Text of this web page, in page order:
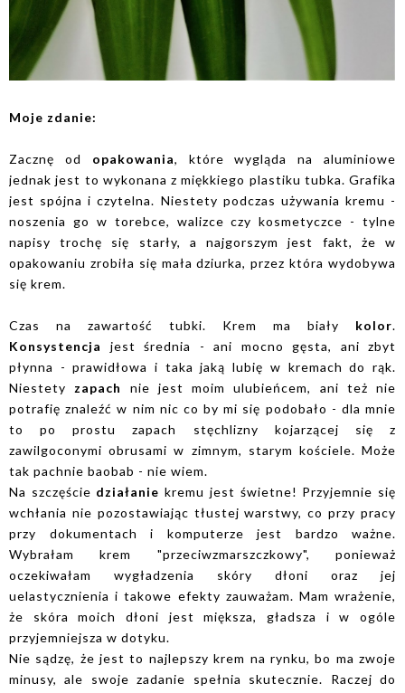
Moje zdanie:
Zacznę od opakowania, które wygląda na aluminiowe
jednak jest to wykonana z miękkiego plastiku tubka. Grafika
jest spójna i czytelna. Niestety podczas używania kremu -
noszenia go w torebce, walizce czy kosmetyczce - tylne
napisy trochę się starły, a najgorszym jest fakt, że w
opakowaniu zrobiła się mała dziurka, przez która wydobywa
się krem.
Czas na zawartość tubki. Krem ma biały kolor.
Konsystencja
jest średnia - ani mocno gęsta, ani zbyt
płynna - prawidłowa i taka jaką lubię w kremach do rąk.
Niestety zapach
nie jest moim ulubieńcem, ani też nie
potrafię znaleźć w nim nic co by mi się podobało - dla mnie
to po prostu zapach stęchlizny kojarzącej się z
zawilgoconymi obrusami w zimnym, starym kościele. Może
tak pachnie baobab - nie wiem.
Na szczęście działanie kremu jest świetne! Przyjemnie się
wchłania nie pozostawiając tłustej warstwy, co przy pracy
przy dokumentach i komputerze jest bardzo ważne.
Wybrałam krem "przeciwzmarszczkowy", ponieważ
oczekiwałam wygładzenia skóry dłoni oraz jej
uelastycznienia i takowe efekty zauważam. Mam wrażenie,
że skóra moich dłoni jest miększa, gładsza i w ogóle
przyjemniejsza w dotyku.
Nie sądzę, że jest to najlepszy krem na rynku, bo ma zwoje
minusy, ale swoje zadanie spełnia skutecznie. Raczej do